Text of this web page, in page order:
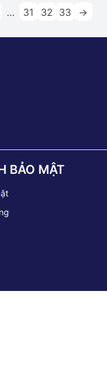
… 31 32 33 →
BẢO MẬT